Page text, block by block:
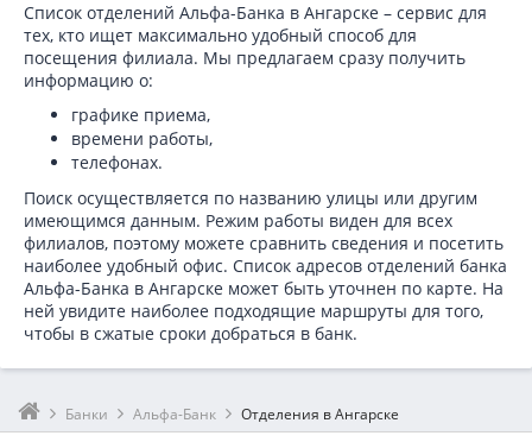
Список отделений Альфа-Банка в Ангарске – сервис для
тех, кто ищет максимально удобный способ для
посещения филиала. Мы предлагаем сразу получить
информацию о:
графике приема,
времени работы,
телефонах.
Поиск осуществляется по названию улицы или другим
имеющимся данным. Режим работы виден для всех
филиалов, поэтому можете сравнить сведения и посетить
наиболее удобный офис. Список адресов отделений банка
Альфа-Банка в Ангарске может быть уточнен по карте. На
ней увидите наиболее подходящие маршруты для того,
чтобы в сжатые сроки добраться в банк.
Банки Альфа-Банк Отделения в Ангарске